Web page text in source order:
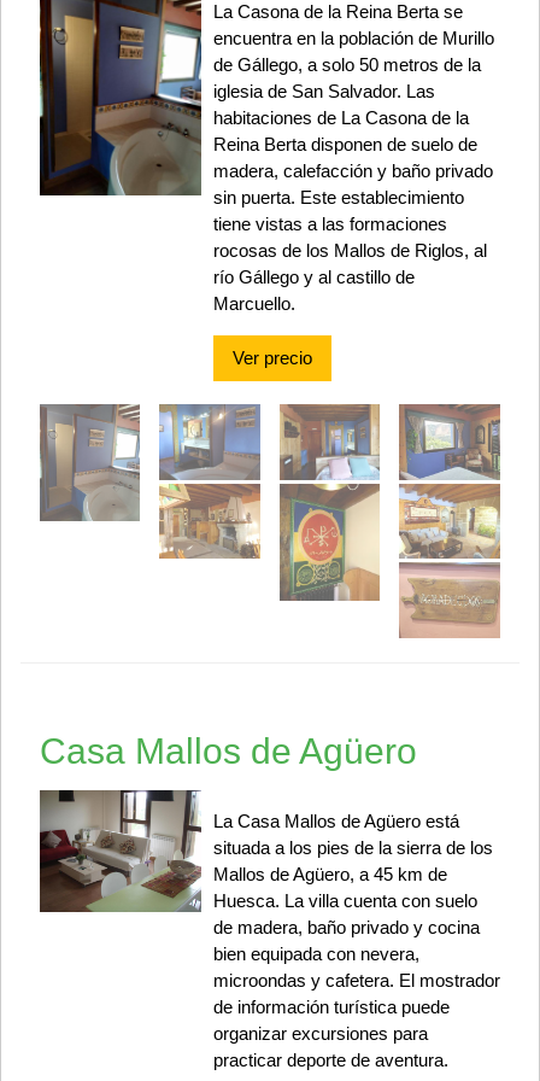
La Casona de la Reina Berta se
encuentra en la población de Murillo
de Gállego, a solo 50 metros de la
iglesia de San Salvador. Las
habitaciones de La Casona de la
Reina Berta disponen de suelo de
madera, calefacción y baño privado
sin puerta. Este establecimiento
tiene vistas a las formaciones
rocosas de los Mallos de Riglos, al
río Gállego y al castillo de
Marcuello.
Ver precio
Casa Mallos de Agüero
La Casa Mallos de Agüero está
situada a los pies de la sierra de los
Mallos de Agüero, a 45 km de
Huesca. La villa cuenta con suelo
de madera, baño privado y cocina
bien equipada con nevera,
microondas y cafetera. El mostrador
de información turística puede
organizar excursiones para
practicar deporte de aventura.